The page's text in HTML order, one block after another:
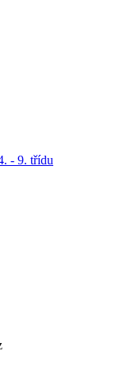
- 9. třídu